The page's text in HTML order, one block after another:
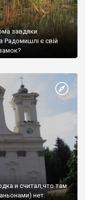
завдяки
Радомишлі є свій
и считал,что там
нет.